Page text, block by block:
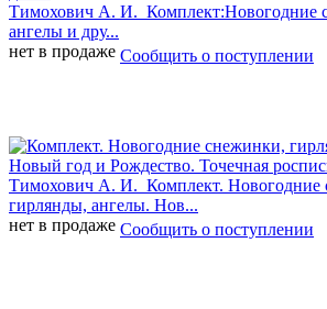
Тимохович А. И. Комплект:Новогодние
ангелы и дру...
нет в продаже Сообщить о поступлении
Тимохович А. И. Комплект. Новогодние
гирлянды, ангелы. Нов...
нет в продаже Сообщить о поступлении